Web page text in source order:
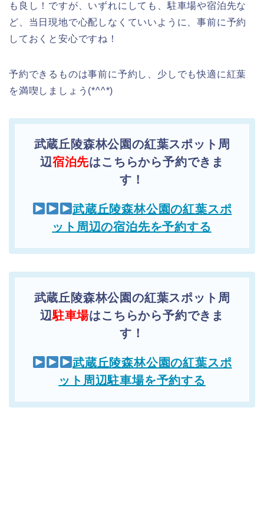
も良し！ですが、いずれにしても、駐車場や宿泊先な
ど、当日現地で心配しなくていいように、事前に予約
しておくと安心ですね！
予約できるものは事前に予約し、少しでも快適に紅葉
を満喫しましょう(*^^*)
武蔵丘陵森林公園の紅葉スポット周
辺宿泊先はこちらから予約できま
す！
武蔵丘陵森林公園の紅葉スポ
ット周辺の宿泊先を予約する
武蔵丘陵森林公園の紅葉スポット周
辺駐車場はこちらから予約できま
す！
武蔵丘陵森林公園の紅葉スポ
ット周辺駐車場を予約する